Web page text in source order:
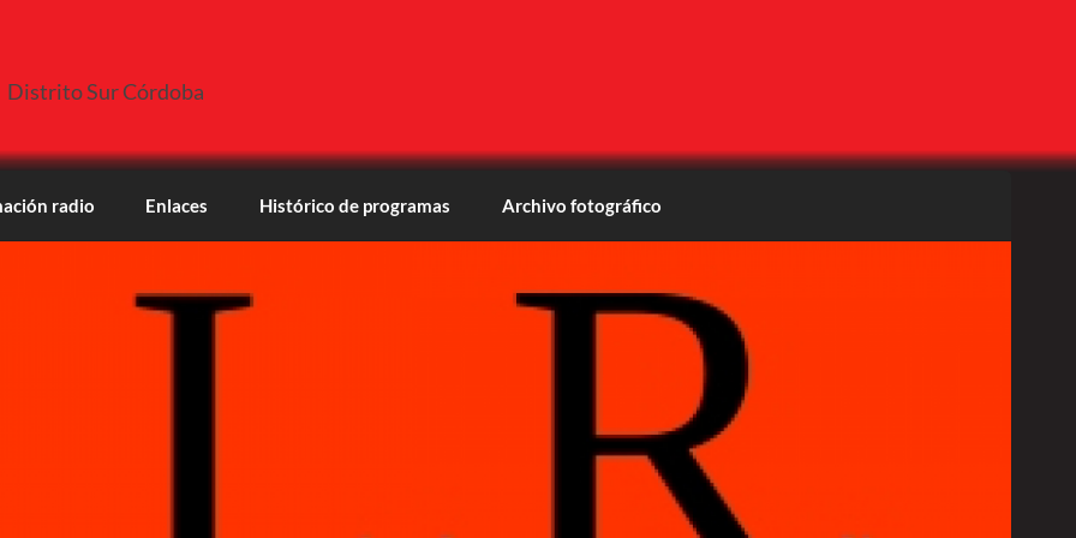
Distrito Sur Córdoba
radio Enlaces Histórico de programas Archivo fotográfico